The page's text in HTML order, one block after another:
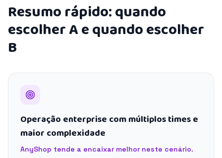
Resumo rápido: quando
escolher A e quando escolher
B
Operação enterprise com múltiplos times e
maior complexidade
AnyShop tende a encaixar melhor neste cenário.